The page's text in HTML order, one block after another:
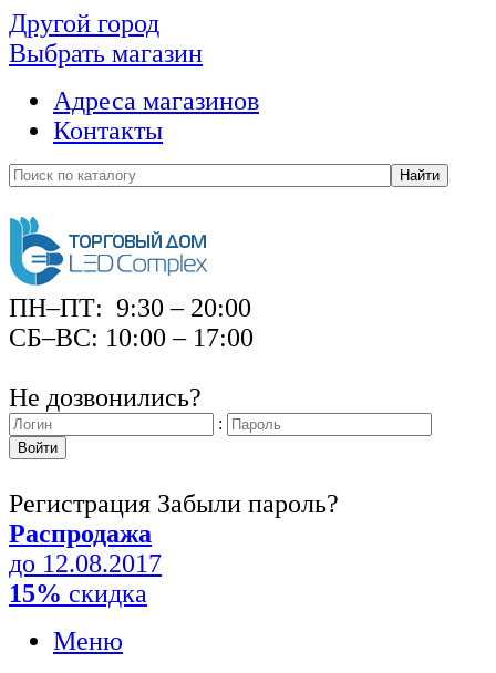
Другой город
Выбрать магазин
Адреса магазинов
Контакты
Найти
ПН–ПТ: 9:30 – 20:00
СБ–ВС: 10:00 – 17:00
Не дозвонились?
:
Войти
Регистрация Забыли пароль?
Распродажа
до 12.08.2017
15% скидка
Меню